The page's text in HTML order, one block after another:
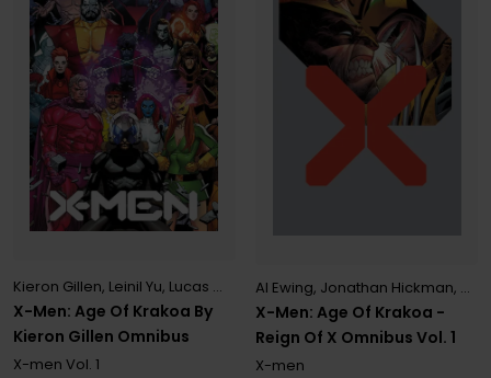
X-Men: Age Of Krakoa By
Kieron Gillen Omnibus
Kieron Gillen, Leinil Yu, Lucas Werneck ,Michele Bandini,Paco
X-men Vol. 1
X-Men: Age Of Krakoa -
Reign Of X Omnibus Vol. 1
Al Ewing, Jonathan Hickman,
X-men